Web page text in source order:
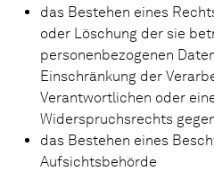
das Bestehen eines
oder Löschung der sie
personenbezogenen
Einschränkung der
Verantwortlichen oder
Widerspruchsrechts
das Bestehen eines
Aufsichtsbehörde